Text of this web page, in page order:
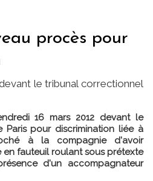
procès pour
le tribunal correctionnel
16 mars 2012 devant le
pour discrimination liée à
à la compagnie d'avoir
fauteuil roulant sous prétexte
d'un accompagnateur